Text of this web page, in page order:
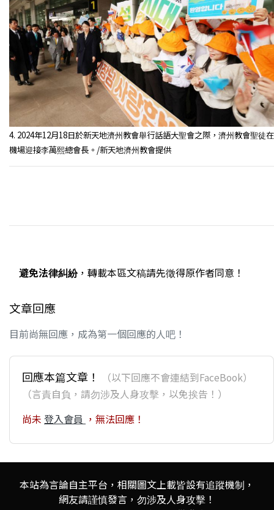
4. 2024年12月18日於新天地濟州教會舉行話語大聖會之際，濟州教會聖徒在
機場迎接李萬熙總會長。/新天地濟州教會提供
避免法律糾紛，轉載本區文稿請先徵得原作者同意！
文章回應
目前尚無回應，成為第一個回應的人吧！
回應本篇文章！
（以下回應不會連結到FaceBook）
（言責自負，請勿涉及人身攻擊，以免挨告！）
尚未 登入會員 ，無法回應！
本站為言論自主平台，相關圖文上載皆設有追蹤機制，
網友請謹慎發言，勿涉及人身攻擊！